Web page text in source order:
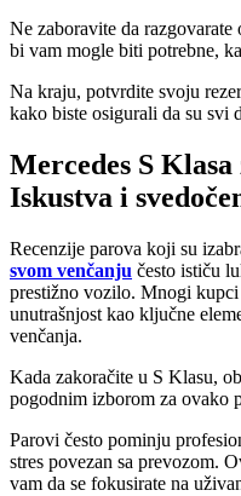
Ne zaboravite da
bi vam mogle biti potrebne,
Na kraju, potvrdite svoju
kako biste osigurali da su svi
Mercedes S
Iskustva i
Recenzije parova koji su
svom venčanju često ističu
prestižno vozilo. Mnogi
unutrašnjost kao ključne
venčanja.
Kada zakoračite u S Klasu,
pogodnim izborom za ovako
Parovi često pominju
stres povezan sa prevozom.
vam da se fokusirate na